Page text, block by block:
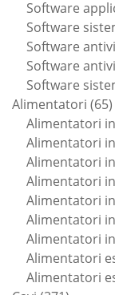
Software
Software
Software
Software
Software
Alimentatori 6565
Alimentatori
Alimentatori
Alimentatori
Alimentatori
Alimentatori
Alimentatori
Alimentatori
Alimentatori
Alimentatori